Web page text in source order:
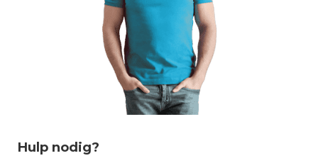
Hulp nodig?